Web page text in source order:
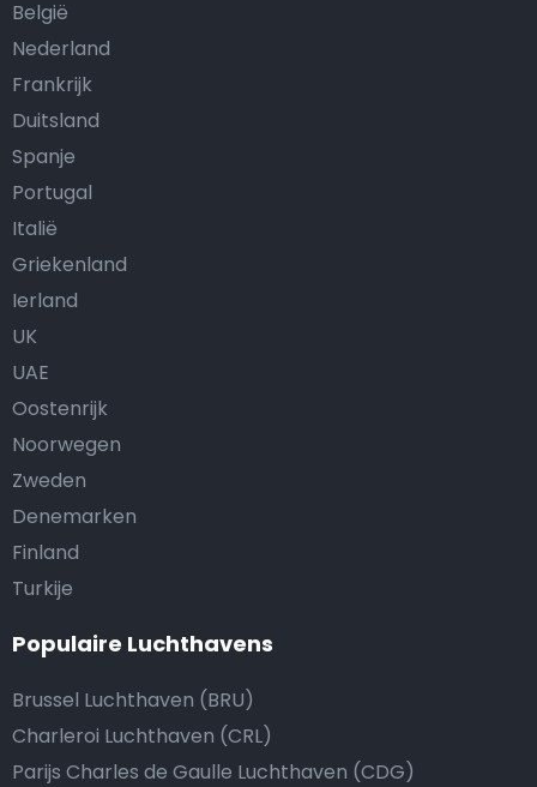
België
Nederland
Frankrijk
Duitsland
Spanje
Portugal
Italië
Griekenland
Ierland
UK
UAE
Oostenrijk
Noorwegen
Zweden
Denemarken
Finland
Turkije
Populaire Luchthavens
Brussel Luchthaven (BRU)
Charleroi Luchthaven (CRL)
Parijs Charles de Gaulle Luchthaven (CDG)